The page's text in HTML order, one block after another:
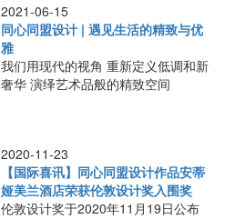
2021-06-15
同心同盟设计 | 遇见生活的精致与优
雅
我们用现代的视角 重新定义低调和新
奢华 演绎艺术品般的精致空间
2020-11-23
【国际喜讯】同心同盟设计作品安蒂
娅美兰酒店荣获伦敦设计奖入围奖
伦敦设计奖于2020年11月19日公布